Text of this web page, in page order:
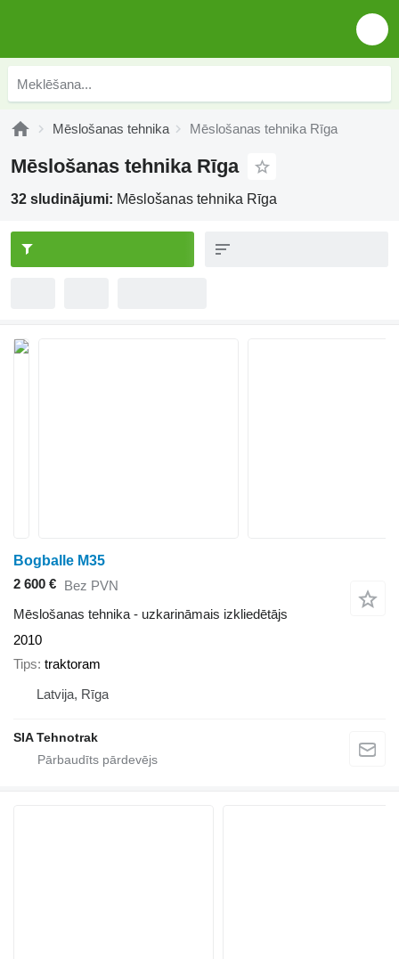
Mēslošanas tehnika Mēslošanas tehnika Rīga
Mēslošanas tehnika Rīga
32 sludinājumi: Mēslošanas tehnika Rīga
Bogballe M35
2 600 € Bez PVN
Mēslošanas tehnika - uzkarināmais izkliedētājs
2010
Tips traktoram
Latvija, Rīga
SIA Tehnotrak